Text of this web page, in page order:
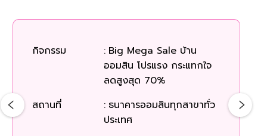
กิจกรรม : Big Mega Sale บ้าน
ออมสิน โปรแรง กระแทกใจ
ลดสูงสุด 70%
สถานที่
: ธนาคารออมสินทุกสาขาทั่ว
ประเทศ